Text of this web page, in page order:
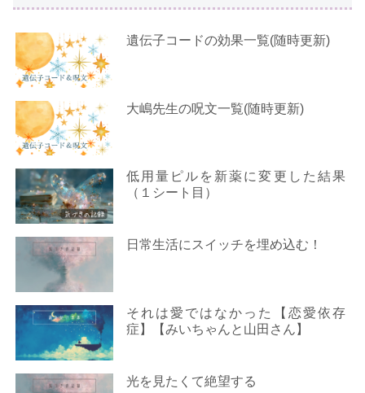
遺伝子コードの効果一覧(随時更新)
大嶋先生の呪文一覧(随時更新)
低用量ピルを新薬に変更した結果
（１シート目）
日常生活にスイッチを埋め込む！
それは愛ではなかった【恋愛依存
症】【みいちゃんと山田さん】
光を見たくて絶望する